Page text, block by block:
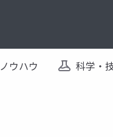
ノウハウ 科学・